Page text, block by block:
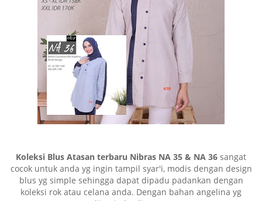
Koleksi Blus Atasan terbaru Nibras NA 35 & NA 36 sangat
cocok untuk anda yg ingin tampil syar'i, modis dengan design
blus yg simple sehingga dapat dipadu padankan dengan
koleksi rok atau celana anda. Dengan bahan angelina yg